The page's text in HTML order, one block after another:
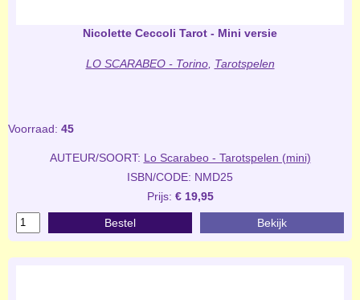
Nicolette Ceccoli Tarot - Mini versie
LO SCARABEO - Torino, Tarotspelen
Voorraad: 45
AUTEUR/SOORT: Lo Scarabeo - Tarotspelen (mini)
ISBN/CODE: NMD25
Prijs: € 19,95
Bestel Bekijk